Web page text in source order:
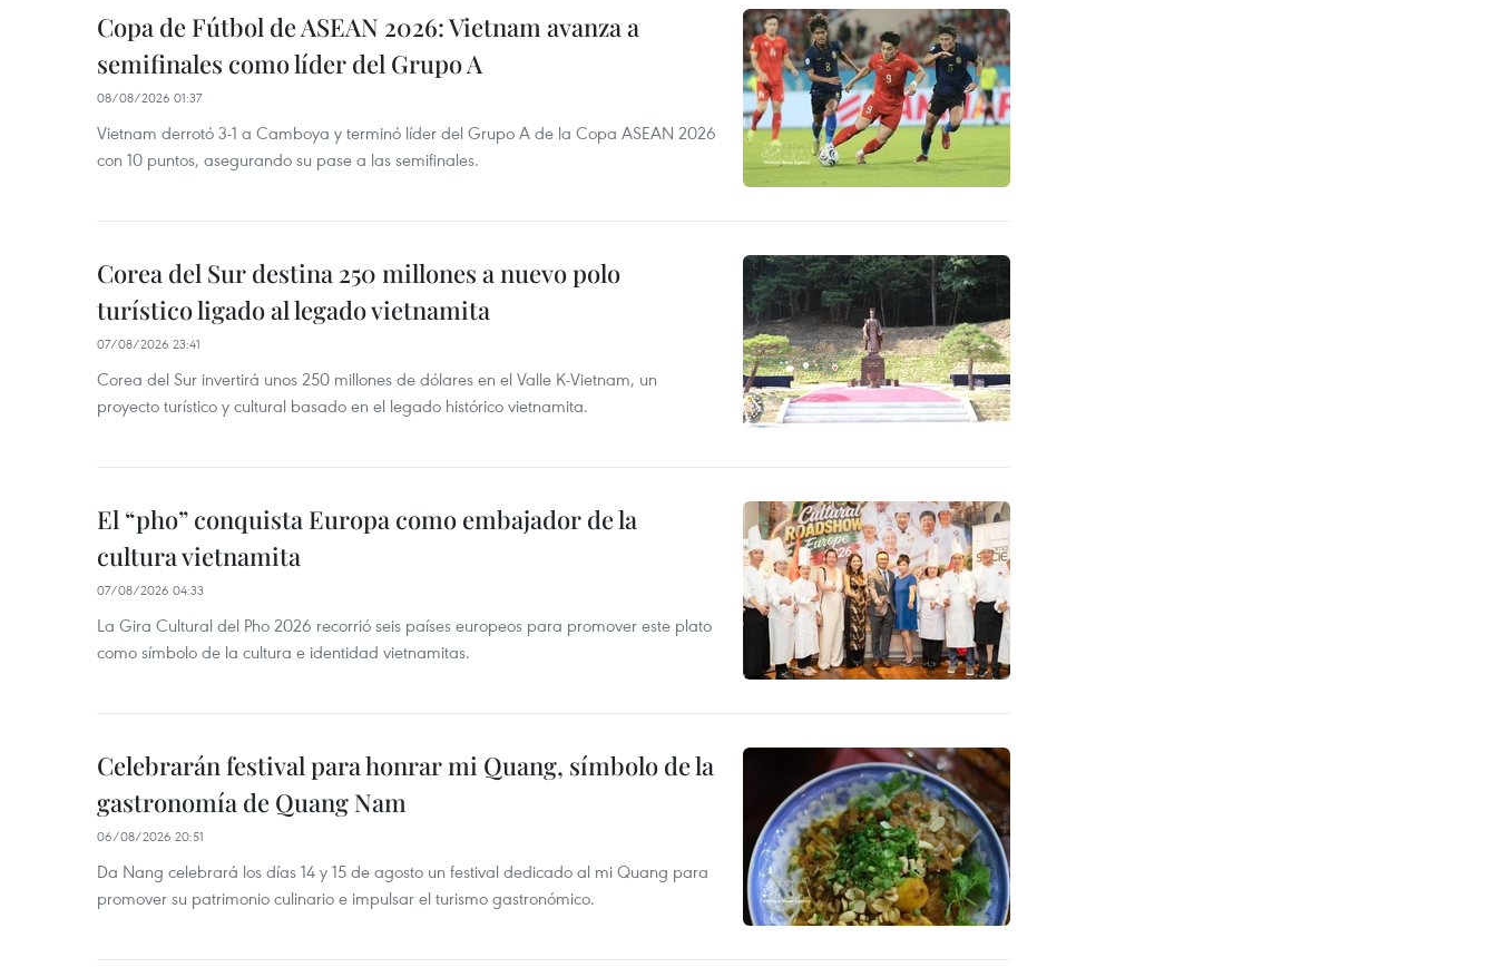
Copa de Fútbol de ASEAN 2026: Vietnam avanza a
semifinales como líder del Grupo A
08/08/2026 01:37
Vietnam derrotó 3-1 a Camboya y terminó líder del Grupo A de la Copa ASEAN 2026
con 10 puntos, asegurando su pase a las semifinales.
Corea del Sur destina 250 millones a nuevo polo
turístico ligado al legado vietnamita
07/08/2026 23:41
Corea del Sur invertirá unos 250 millones de dólares en el Valle K-Vietnam, un
proyecto turístico y cultural basado en el legado histórico vietnamita.
El “pho” conquista Europa como embajador de la
cultura vietnamita
07/08/2026 04:33
La Gira Cultural del Pho 2026 recorrió seis países europeos para promover este plato
como símbolo de la cultura e identidad vietnamitas.
Celebrarán festival para honrar mi Quang, símbolo de la
gastronomía de Quang Nam
06/08/2026 20:51
Da Nang celebrará los días 14 y 15 de agosto un festival dedicado al mi Quang para
promover su patrimonio culinario e impulsar el turismo gastronómico.